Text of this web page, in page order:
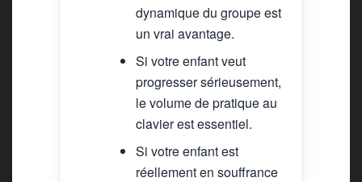
dynamique du groupe est
un vrai avantage.
Si votre enfant veut
progresser sérieusement,
le volume de pratique au
clavier est essentiel.
Si votre enfant est
réellement en souffrance